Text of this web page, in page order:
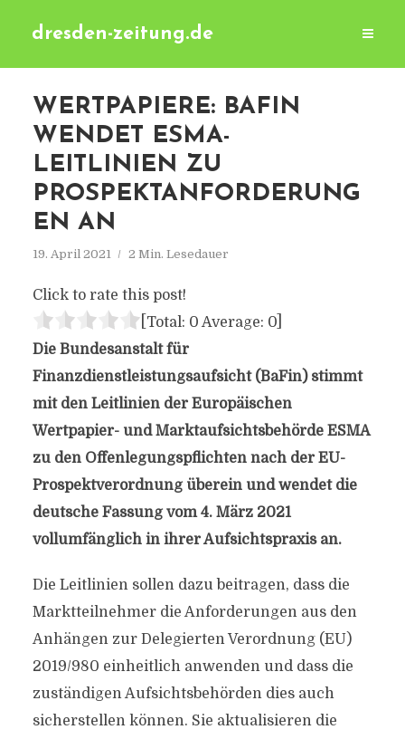
dresden-zeitung.de
WERTPAPIERE: BAFIN
WENDET ESMA-
LEITLINIEN ZU
PROSPEKTANFORDERUNG
EN AN
19. April 2021 2 Min. Lesedauer
Click to rate this post!
[Total: 0 Average: 0]
Die Bundesanstalt für
Finanzdienstleistungsaufsicht (BaFin) stimmt
mit den Leitlinien der Europäischen
Wertpapier- und Marktaufsichtsbehörde ESMA
zu den Offenlegungspflichten nach der EU-
Prospektverordnung überein und wendet die
deutsche Fassung vom 4. März 2021
vollumfänglich in ihrer Aufsichtspraxis an.
Die Leitlinien sollen dazu beitragen, dass die
Marktteilnehmer die Anforderungen aus den
Anhängen zur Delegierten Verordnung (EU)
2019/980 einheitlich anwenden und dass die
zuständigen Aufsichtsbehörden dies auch
sicherstellen können. Sie aktualisieren die